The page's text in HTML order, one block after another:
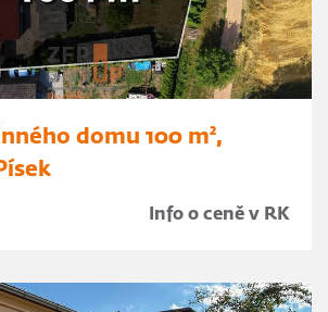
domu 100 m²,
Info o ceně v RK